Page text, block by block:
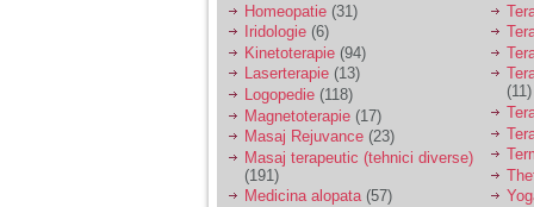
Homeopatie (31)
Iridologie (6)
Kinetoterapie (94)
Laserterapie (13)
Logopedie (118)
Magnetoterapie (17)
Masaj Rejuvance (23)
Masaj terapeutic (tehnici diverse)
(191)
Medicina alopata(57)
(11)